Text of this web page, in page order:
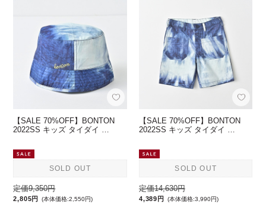
【SALE 70%OFF】BONTON
2022SS キッズ タイダイ …
SOLD OUT
定価9,350円
2,805円 (本体価格:2,550円)
【SALE 70%OFF】BONTON
2022SS キッズ タイダイ …
SOLD OUT
定価14,630円
4,389円 (本体価格:3,990円)